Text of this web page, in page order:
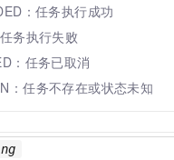
：任务执行成功
务执行失败
：任务已取消
：任务不存在或状态未知